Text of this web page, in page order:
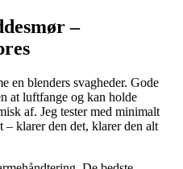
–
en blenders svagheder. Gode
at luftfange og kan holde
af. Jeg tester med minimalt
klarer den det, klarer den alt